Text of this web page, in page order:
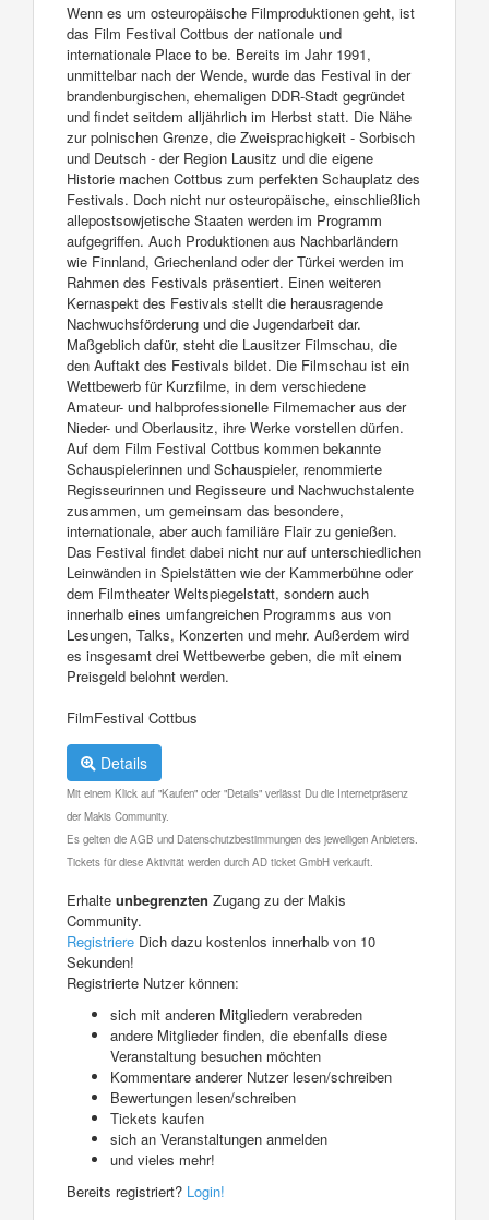
Wenn es um osteuropäische Filmproduktionen geht, ist
das Film Festival Cottbus der nationale und
internationale Place to be. Bereits im Jahr 1991,
unmittelbar nach der Wende, wurde das Festival in der
brandenburgischen, ehemaligen DDR-Stadt gegründet
und findet seitdem alljährlich im Herbst statt. Die Nähe
zur polnischen Grenze, die Zweisprachigkeit - Sorbisch
und Deutsch - der Region Lausitz und die eigene
Historie machen Cottbus zum perfekten Schauplatz des
Festivals. Doch nicht nur osteuropäische, einschließlich
allepostsowjetische Staaten werden im Programm
aufgegriffen. Auch Produktionen aus Nachbarländern
wie Finnland, Griechenland oder der Türkei werden im
Rahmen des Festivals präsentiert. Einen weiteren
Kernaspekt des Festivals stellt die herausragende
Nachwuchsförderung und die Jugendarbeit dar.
Maßgeblich dafür, steht die Lausitzer Filmschau, die
den Auftakt des Festivals bildet. Die Filmschau ist ein
Wettbewerb für Kurzfilme, in dem verschiedene
Amateur- und halbprofessionelle Filmemacher aus der
Nieder- und Oberlausitz, ihre Werke vorstellen dürfen.
Auf dem Film Festival Cottbus kommen bekannte
Schauspielerinnen und Schauspieler, renommierte
Regisseurinnen und Regisseure und Nachwuchstalente
zusammen, um gemeinsam das besondere,
internationale, aber auch familiäre Flair zu genießen.
Das Festival findet dabei nicht nur auf unterschiedlichen
Leinwänden in Spielstätten wie der Kammerbühne oder
dem Filmtheater Weltspiegelstatt, sondern auch
innerhalb eines umfangreichen Programms aus von
Lesungen, Talks, Konzerten und mehr. Außerdem wird
es insgesamt drei Wettbewerbe geben, die mit einem
Preisgeld belohnt werden.
FilmFestival Cottbus
Details
Mit einem Klick auf "Kaufen" oder "Details" verlässt Du die Internetpräsenz
der Makis Community.
Es gelten die AGB und Datenschutzbestimmungen des jeweiligen Anbieters.
Tickets für diese Aktivität werden durch AD ticket GmbH verkauft.
Erhalte unbegrenzten Zugang zu der Makis
Community.
Registriere Dich dazu kostenlos innerhalb von 10
Sekunden!
Registrierte Nutzer können:
sich mit anderen Mitgliedern verabreden
andere Mitglieder finden, die ebenfalls diese
Veranstaltung besuchen möchten
Kommentare anderer Nutzer lesen/schreiben
Bewertungen lesen/schreiben
Tickets kaufen
sich an Veranstaltungen anmelden
und vieles mehr!
Bereits registriert? Login!